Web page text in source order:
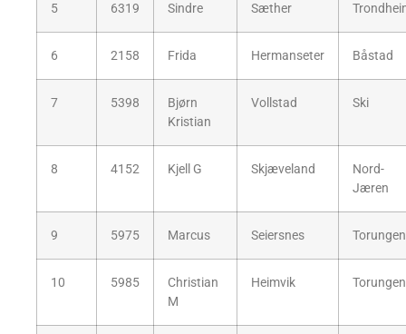
5 6319 Sindre Sæther
6 2158 Frida Hermanseter Båstad
7 5398
Bjørn
Kristian
Vollstad Ski
8 4152 Kjell G Skjæveland
Nord-
Jæren
9 5975 Marcus Seiersnes Torungen
10 5985
Christian
M
Heimvik Torungen